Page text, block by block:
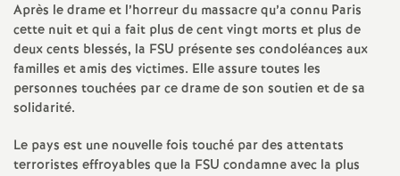
Après le drame et l’horreur du massacre qu’a connu Paris
cette nuit et qui a fait plus de cent vingt morts et plus de
deux cents blessés, la FSU présente ses condoléances aux
familles et amis des victimes. Elle assure toutes les
personnes touchées par ce drame de son soutien et de sa
solidarité.
Le pays est une nouvelle fois touché par des attentats
terroristes effroyables que la FSU condamne avec la plus